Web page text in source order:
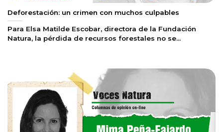
Deforestación: un crimen con muchos culpables
Para Elsa Matilde Escobar, directora de la Fundación
Natura, la pérdida de recursos forestales no se...